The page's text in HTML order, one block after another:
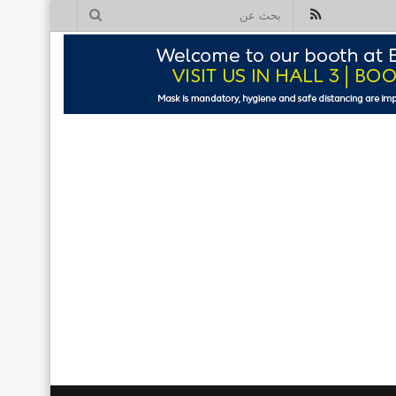
بحث
ملخص
الموقع
RSS